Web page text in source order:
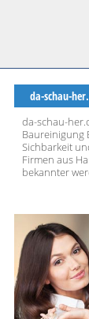
da-schau-
da-schau-
Baureinigung
Sichbarkeit
Firmen aus
bekannter